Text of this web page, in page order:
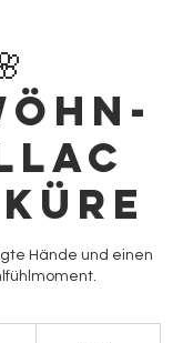
Hände und einen